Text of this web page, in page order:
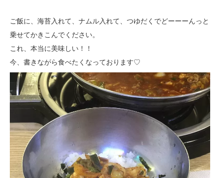
ご飯に、海苔入れて、ナムル入れて、つゆだくでどーーーんっと
乗せてかきこんでください。
これ、本当に美味しい！！
今、書きながら食べたくなっております♡